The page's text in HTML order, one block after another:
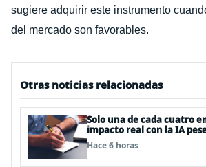
sugiere adquirir este instrumento
del mercado son favorables.
Otras noticias relacionadas
Solo una de cada cuatro
impacto real con la IA
según el Foro Económico
Hace 6 horas